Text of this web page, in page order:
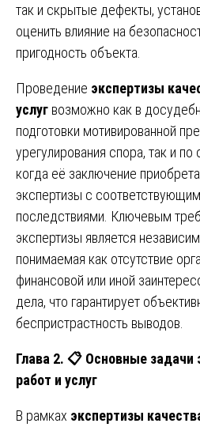
так и скрытые дефекты,
оценить влияние на
пригодность объекта.
Проведение экспертизы
услуг возможно как в
подготовки мотивированной
урегулирования спора, так и
когда её заключение
экспертизы с
последствиями. Ключевым
экспертизы является
понимаемая как отсутствие
финансовой или иной
дела, что гарантирует
беспристрастность выводов.
Глава 2. 📋 Основные задачи
работ и услуг
В рамках экспертизы